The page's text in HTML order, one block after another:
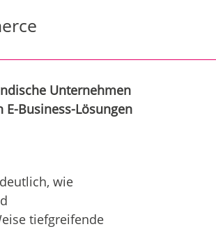
Unternehmen
Business-Lösungen
wie
tiefgreifende